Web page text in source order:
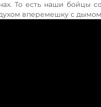
То есть наши бойцы
вперемешку с